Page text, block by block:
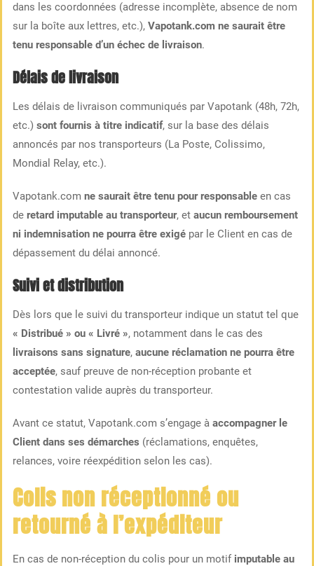
dans les coordonnées (adresse incomplète, absence de nom
sur la boîte aux lettres, etc.), Vapotank.com ne saurait être
tenu responsable d’un échec de livraison.
Délais de livraison
Les délais de livraison communiqués par Vapotank (48h, 72h,
etc.) sont fournis à titre indicatif, sur la base des délais
annoncés par nos transporteurs (La Poste, Colissimo,
Mondial Relay, etc.).
Vapotank.com ne saurait être tenu pour responsableen cas
de retard imputable au transporteur, et aucun remboursement
ni indemnisation ne pourra être exigépar le Client en cas de
dépassement du délai annoncé.
Suivi et distribution
Dès lors que le suivi du transporteur indique un statut tel que
« Distribué » ou « Livré », notamment dans le cas des
livraisons sans signature, aucune réclamation ne pourra être
acceptée, sauf preuve de non-réception probante et
contestation valide auprès du transporteur.
Avant ce statut, Vapotank.com s’engage à accompagner le
Client dans ses démarches (réclamations, enquêtes,
relances, voire réexpédition selon les cas).
Colis non réceptionné ou
retourné à l’expéditeur
En cas de non-réception du colis pour un motif imputable au